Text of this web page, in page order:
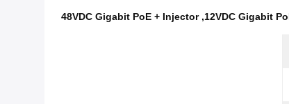
,
48VDC Gigabit PoE + Injector